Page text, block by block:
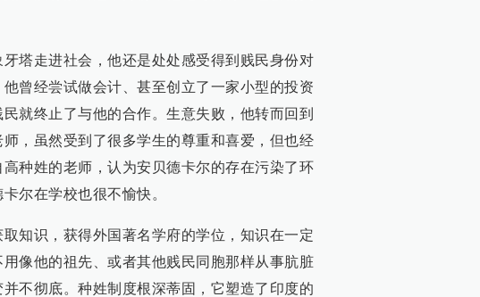
塔走进社会，他还是处处感受得到贱民身份对
曾经尝试做会计、甚至创立了一家小型的投资
就终止了与他的合作。生意失败，他转而回到
，虽然受到了很多学生的尊重和喜爱，但也经
种姓的老师，认为安贝德卡尔的存在污染了环
尔在学校也很不愉快。
知识，获得外国著名学府的学位，知识在一定
像他的祖先、或者其他贱民同胞那样从事肮脏
不彻底。种姓制度根深蒂固，它塑造了印度的